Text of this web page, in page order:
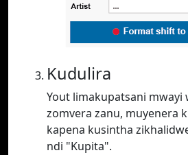
Kudulira
Yout limakupatsani mwayi
zomvera zanu, muyenera
kapena kusintha
ndi "Kupita".